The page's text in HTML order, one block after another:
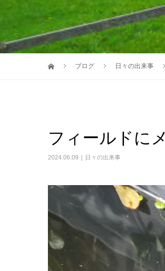
ブログ 日々の出来事
フィールドに
2024.06.09 日々の出来事